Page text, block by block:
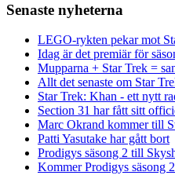
Senaste nyheterna
LEGO-rykten pekar mot
Idag är det premiär för
Mupparna + Star Trek =
Allt det senaste om Star
Star Trek: Khan - ett nytt
Section 31 har fått sitt
Marc Okrand kommer till
Patti Yasutake har gått bort
Prodigys säsong 2 till
Kommer Prodigys säsong